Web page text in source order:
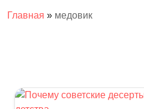
Главная » медовик